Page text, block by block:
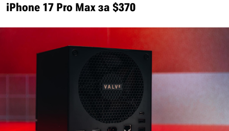
iPhone 17 Pro Max за $370